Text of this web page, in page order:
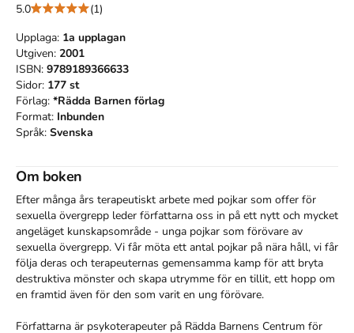
5.0
(1)
Upplaga: 1a upplagan
Utgiven: 2001
ISBN: 9789189366633
Sidor: 177 st
Förlag: *Rädda Barnen förlag
Format: Inbunden
Språk: Svenska
Om boken
Efter många års terapeutiskt arbete med pojkar som offer för
sexuella övergrepp leder författarna oss in på ett nytt och mycket
angeläget kunskapsområde - unga pojkar som förövare av
sexuella övergrepp. Vi får möta ett antal pojkar på nära håll, vi får
följa deras och terapeuternas gemensamma kamp för att bryta
destruktiva mönster och skapa utrymme för en tillit, ett hopp om
en framtid även för den som varit en ung förövare.
Författarna är psykoterapeuter på Rädda Barnens Centrum för